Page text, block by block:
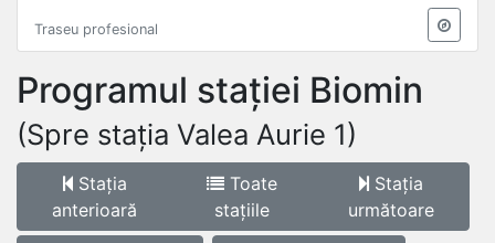
Traseu profesional
Programul stației Biomin
(Spre stația Valea Aurie 1)
Stația
anterioară
Toate
stațiile
Stația
următoare